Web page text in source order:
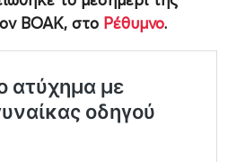
ΒΟΑΚ, στο Ρέθυμνο.